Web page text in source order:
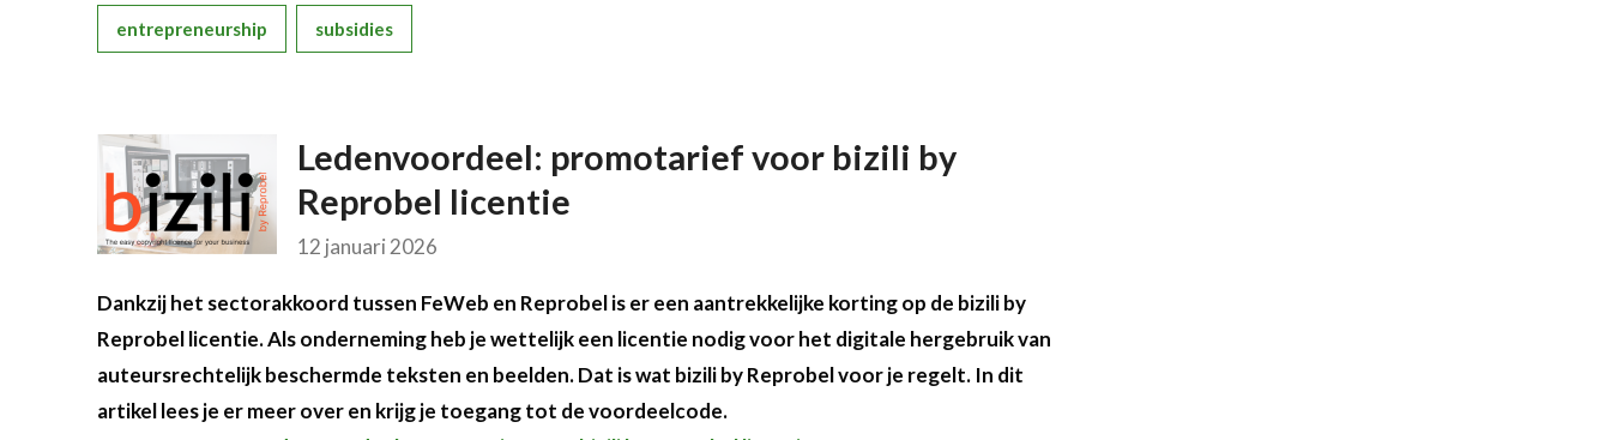
entrepreneurship subsidies
Ledenvoordeel: promotarief voor bizili by
Reprobel licentie
12 januari 2026
Dankzij het sectorakkoord tussen FeWeb en Reprobel is er een aantrekkelijke korting op de bizili by
Reprobel licentie. Als onderneming heb je wettelijk een licentie nodig voor het digitale hergebruik van
auteursrechtelijk beschermde teksten en beelden. Dat is wat bizili by Reprobel voor je regelt. In dit
artikel lees je er meer over en krijg je toegang tot de voordeelcode.